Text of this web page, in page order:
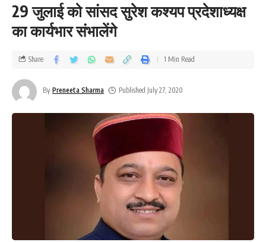
29 जुलाई को सांसद सुरेश कश्यप प्रदेशाध्यक्ष
का कार्यभार संभालेंगे
By Preneeta Sharma Published July 27, 2020
Share 1 Min Read